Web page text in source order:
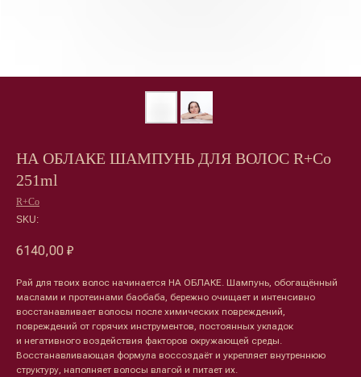
НА ОБЛАКЕ ШАМПУНЬ ДЛЯ ВОЛОС R+Co
251ml
R+Co
SKU:
6140,00 ₽
Рай для твоих волос начинается НА ОБЛАКЕ. Шампунь, обогащённый
маслами и протеинами баобаба, бережно очищает и интенсивно
восстанавливает волосы после химических повреждений,
повреждений от горячих инструментов, постоянных укладок
и негативного воздействия факторов окружающей среды.
Восстанавливающая формула воссоздаёт и укрепляет внутреннюю
структуру, наполняет волосы влагой и питает их.